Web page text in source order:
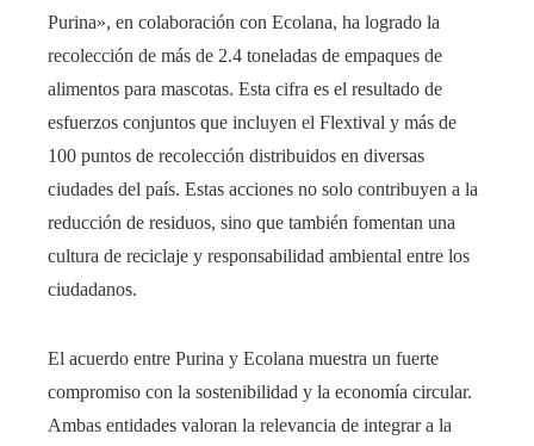
Purina», en colaboración con Ecolana, ha logrado la
recolección de más de 2.4 toneladas de empaques de
alimentos para mascotas. Esta cifra es el resultado de
esfuerzos conjuntos que incluyen el Flextival y más de
100 puntos de recolección distribuidos en diversas
ciudades del país. Estas acciones no solo contribuyen a la
reducción de residuos, sino que también fomentan una
cultura de reciclaje y responsabilidad ambiental entre los
ciudadanos.​
El acuerdo entre Purina y Ecolana muestra un fuerte
compromiso con la sostenibilidad y la economía circular.
Ambas entidades valoran la relevancia de integrar a la